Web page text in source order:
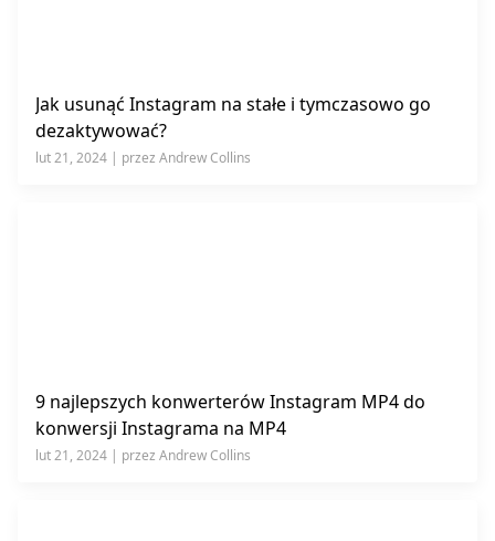
Jak usunąć Instagram na stałe i tymczasowo go
dezaktywować?
lut 21, 2024 | przez Andrew Collins
9 najlepszych konwerterów Instagram MP4 do
konwersji Instagrama na MP4
lut 21, 2024 | przez Andrew Collins